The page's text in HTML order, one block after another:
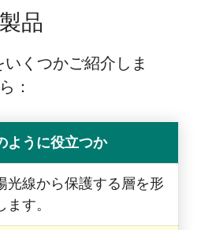
品
くつかご紹介しま
：
ように役立つか
光線から保護する層を形
ます。